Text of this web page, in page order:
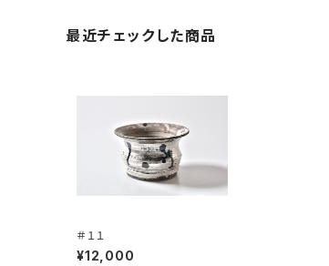
最近チェックした商品
＃１１
¥12,000